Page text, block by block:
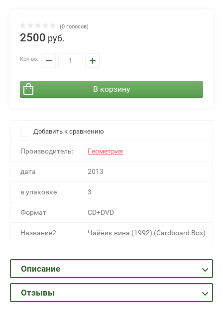
(0 голосов)
2500 руб.
Кол-во: − +
В корзину
Добавить к сравнению
Производитель: Геометрия
дата 2013
в упаковке 3
Формат CD+DVD
Название2 Чайник вина (1992) (Cardboard Box)
Описание
Отзывы